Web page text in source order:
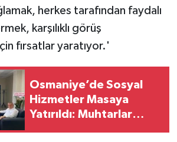
herkes tarafından faydalı
karşılıklı görüş
fırsatlar yaratıyor.'
Osmaniye’de Sosyal
Hizmetler Masaya
Yatırıldı: Muhtarlar